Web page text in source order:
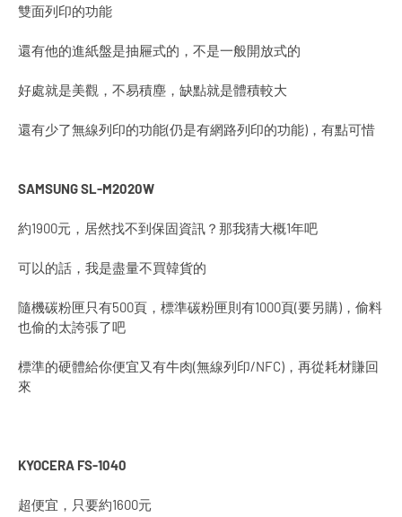
雙面列印的功能
還有他的進紙盤是抽屜式的，不是一般開放式的
好處就是美觀，不易積塵，缺點就是體積較大
還有少了無線列印的功能(仍是有網路列印的功能)，有點可惜
SAMSUNG SL-M2020W
約1900元，居然找不到保固資訊？那我猜大概1年吧
可以的話，我是盡量不買韓貨的
隨機碳粉匣只有500頁，標準碳粉匣則有1000頁(要另購)，偷料
也偷的太誇張了吧
標準的硬體給你便宜又有牛肉(無線列印/NFC)，再從耗材賺回
來
KYOCERA FS-1040
超便宜，只要約1600元